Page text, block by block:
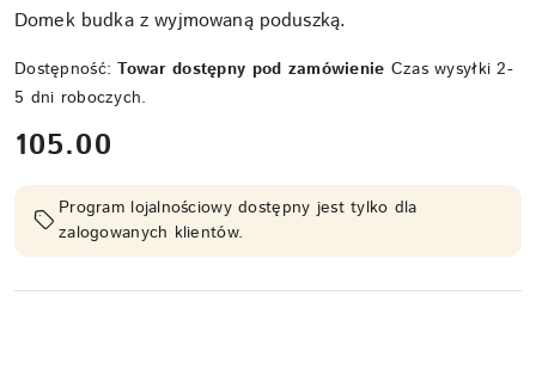
Domek budka z wyjmowaną poduszką.
Dostępność:Towar dostępny pod zamówienie Czas wysyłki 2-
5 dni roboczych.
cena:
105.00
Program lojalnościowy dostępny jest tylko dla
zalogowanych klientów.